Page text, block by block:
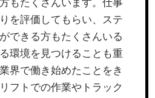
もたくさんいます。仕事
を評価してもらい、ステ
できる方もたくさんいる
環境を見つけることも重
界で働き始めたことをき
フトでの作業やトラック